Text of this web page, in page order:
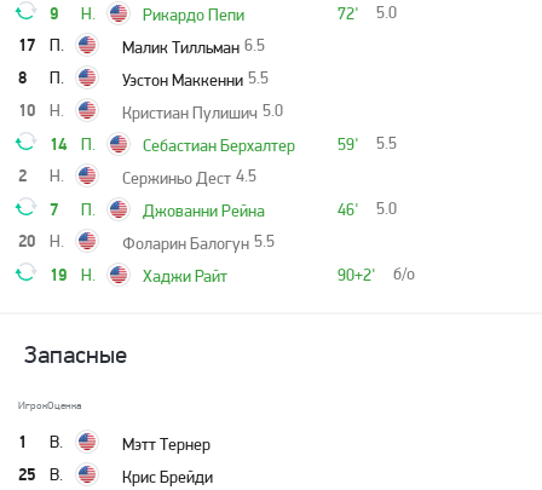
9 Н. 72'
Рикардо Пепи 5.0
17 П. Малик Тилльман 6.5
8 П. Уэстон Маккенни 5.5
10 Н. Кристиан Пулишич 5.0
14 П. 59'
Себастиан Берхалтер 5.5
2 Н. Сержиньо Дест 4.5
7 П. 46'
Джованни Рейна 5.0
20 Н. Фоларин Балогун 5.5
19 Н. 90+2'
Хаджи Райт б/о
Запасные
ИгрокОценка
1 В. Мэтт Тернер
25 В. Крис Брейди